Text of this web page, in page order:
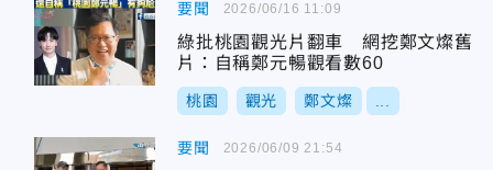
要聞
綠批桃園觀光片翻車 網挖鄭文燦舊
片：自稱鄭元暢觀看數60
桃園 觀光 鄭文燦
2026/06/16 11:09
要聞 2026/06/09 21:54